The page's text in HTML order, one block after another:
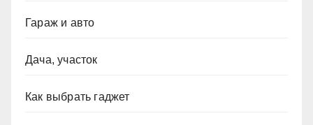
Гараж и авто
Дача, участок
Как выбрать гаджет